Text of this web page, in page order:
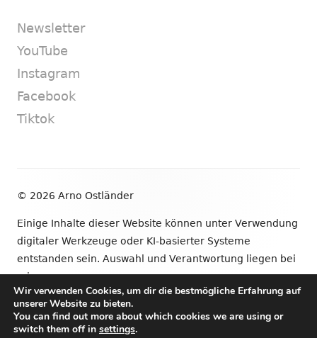
Newsletter
YouTube
Instagram
Facebook
Tiktok
© 2026 Arno Ostländer
Einige Inhalte dieser Website können unter Verwendung
digitaler Werkzeuge oder KI-basierter Systeme
entstanden sein. Auswahl und Verantwortung liegen bei
mir.
•VerwendetTiny Framework
Wir verwenden Cookies, um dir die bestmögliche Erfahrung auf
unserer Website zu bieten.
You can find out more about which cookies we are using or
switch them off in settings.